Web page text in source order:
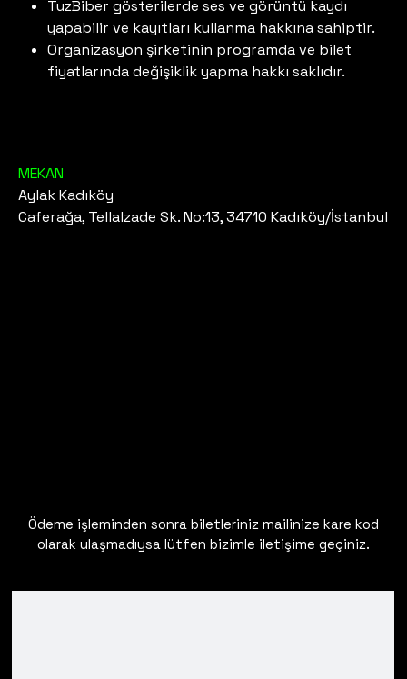
TuzBiber gösterilerde ses ve görüntü kaydı
yapabilir ve kayıtları kullanma hakkına sahiptir.
Organizasyon şirketinin programda ve bilet
fiyatlarında değişiklik yapma hakkı saklıdır.
MEKAN
Aylak Kadıköy
Caferağa, Tellalzade Sk. No:13, 34710 Kadıköy/İstanbul
Ödeme işleminden sonra biletleriniz mailinize kare kod
olarak ulaşmadıysa lütfen bizimle iletişime geçiniz.